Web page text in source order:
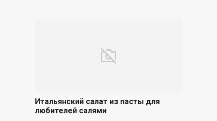
Итальянский салат из пасты для
любителей салями